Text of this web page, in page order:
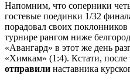
Напомним, что соперники
гостевые поединки 1/32
порадовал своих
турнире рангом ниже
«Авангард» в этот же день
«Химкам» (1:4). Кстати, после
отправили наставника